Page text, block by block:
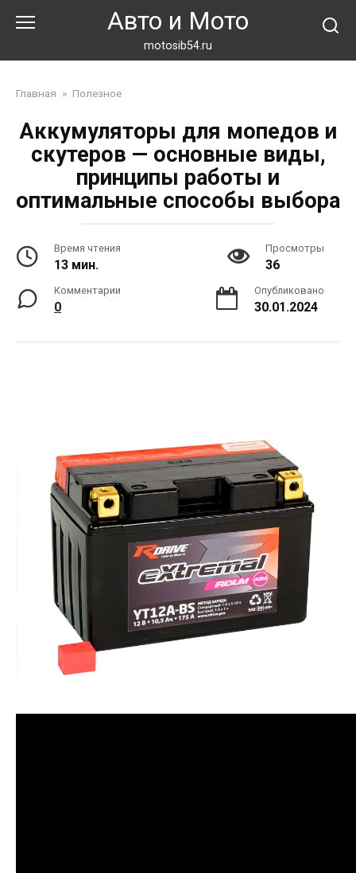
Авто и Мото
motosib54.ru
Главная » Полезное
Аккумуляторы для мопедов и
скутеров — основные виды,
принципы работы и
оптимальные способы выбора
Время чтения
13 мин.
Просмотры
36
Комментарии
0
Опубликовано
30.01.2024